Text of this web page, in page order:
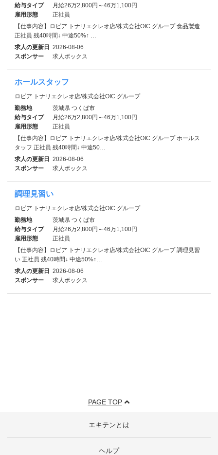
給与タイプ
月給26万2,800円～46万1,100円
雇用形態
正社員
【仕事内容】ロピア トナリエクレオ店/株式会社OIC グループ 食品製造
正社員 残40時間↓ 中途50%↑ …
求人の更新日 2026-08-06
スポンサー
求人ボックス
ホールスタッフ
ロピア トナリエクレオ店/株式会社OIC グループ
勤務地
茨城県 つくば市
給与タイプ
月給26万2,800円～46万1,100円
雇用形態
正社員
【仕事内容】ロピア トナリエクレオ店/株式会社OIC グループ ホールス
タッフ 正社員 残40時間↓ 中途50…
求人の更新日 2026-08-06
スポンサー
求人ボックス
調理見習い
ロピア トナリエクレオ店/株式会社OIC グループ
勤務地
茨城県 つくば市
給与タイプ
月給26万2,800円～46万1,100円
雇用形態
正社員
【仕事内容】ロピア トナリエクレオ店/株式会社OIC グループ 調理見習
い 正社員 残40時間↓ 中途50%↑…
求人の更新日 2026-08-06
スポンサー
求人ボックス
PAGE TOP
エキテンとは
ヘルプ